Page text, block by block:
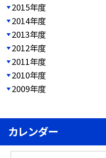
2015年度
2014年度
2013年度
2012年度
2011年度
2010年度
2009年度
カレンダー